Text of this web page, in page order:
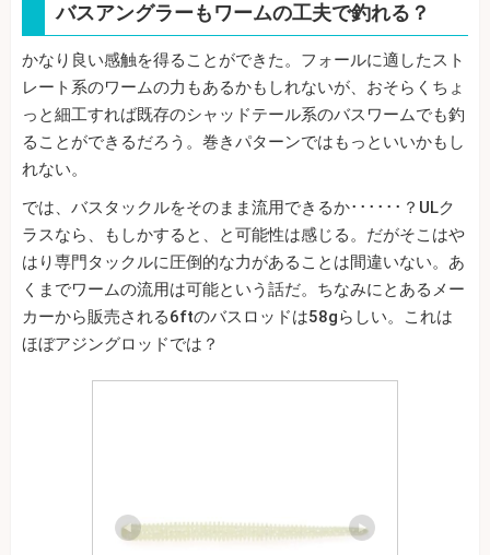
バスアングラーもワームの工夫で釣れる？
かなり良い感触を得ることができた。フォールに適したスト
レート系のワームの力もあるかもしれないが、おそらくちょ
っと細工すれば既存のシャッドテール系のバスワームでも釣
ることができるだろう。巻きパターンではもっといいかもし
れない。
では、バスタックルをそのまま流用できるか･･････？ULク
ラスなら、もしかすると、と可能性は感じる。だがそこはや
はり専門タックルに圧倒的な力があることは間違いない。あ
くまでワームの流用は可能という話だ。ちなみにとあるメー
カーから販売される6ftのバスロッドは58gらしい。これは
ほぼアジングロッドでは？